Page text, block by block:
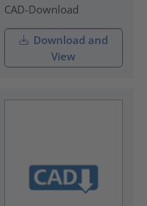
CAD-Download
Download and
View